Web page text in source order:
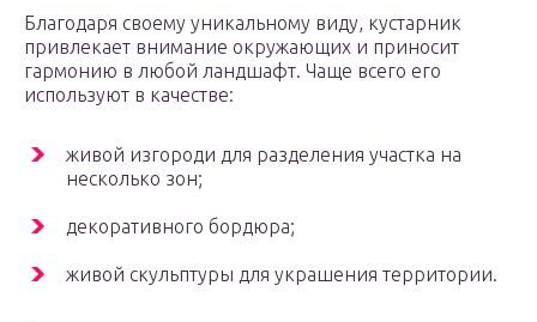
Благодаря своему уникальному виду, кустарник
привлекает внимание окружающих и приносит
гармонию в любой ландшафт. Чаще всего его
используют в качестве:
живой изгороди для разделения участка на
несколько зон;
декоративного бордюра;
живой скульптуры для украшения территории.